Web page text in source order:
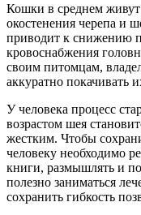
Кошки в среднем живут
окостенения черепа и
приводит к снижению
кровоснабжения
своим питомцам,
аккуратно покачивать
У человека процесс
возрастом шея
жестким. Чтобы
человеку необходимо
книги, размышлять и
полезно заниматься
сохранить гибкость